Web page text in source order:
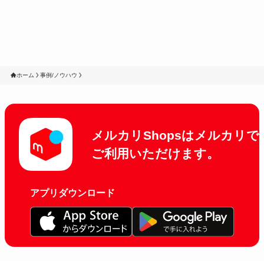
ホーム 事例/ノウハウ
メルカリShopsはメルカリで
ご利用いただけます。
アプリダウンロード